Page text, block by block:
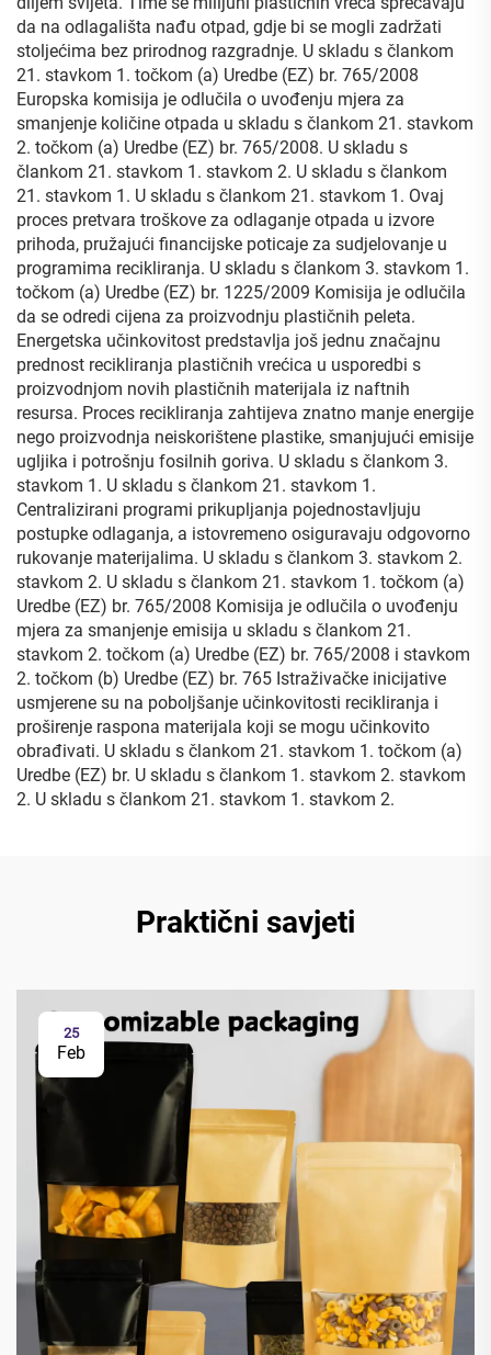
da na odlagališta nađu otpad, gdje bi se mogli zadržati
stoljećima bez prirodnog razgradnje. U skladu s člankom
21. stavkom 1. točkom (a) Uredbe (EZ) br. 765/2008
Europska komisija je odlučila o uvođenju mjera za
smanjenje količine otpada u skladu s člankom 21. stavkom
2. točkom (a) Uredbe (EZ) br. 765/2008. U skladu s
člankom 21. stavkom 1. stavkom 2. U skladu s člankom
21. stavkom 1. U skladu s člankom 21. stavkom 1. Ovaj
proces pretvara troškove za odlaganje otpada u izvore
prihoda, pružajući financijske poticaje za sudjelovanje u
programima recikliranja. U skladu s člankom 3. stavkom 1.
točkom (a) Uredbe (EZ) br. 1225/2009 Komisija je odlučila
da se odredi cijena za proizvodnju plastičnih peleta.
Energetska učinkovitost predstavlja još jednu značajnu
prednost recikliranja plastičnih vrećica u usporedbi s
proizvodnjom novih plastičnih materijala iz naftnih
resursa. Proces recikliranja zahtijeva znatno manje energije
nego proizvodnja neiskorištene plastike, smanjujući emisije
ugljika i potrošnju fosilnih goriva. U skladu s člankom 3.
stavkom 1. U skladu s člankom 21. stavkom 1.
Centralizirani programi prikupljanja pojednostavljuju
postupke odlaganja, a istovremeno osiguravaju odgovorno
rukovanje materijalima. U skladu s člankom 3. stavkom 2.
stavkom 2. U skladu s člankom 21. stavkom 1. točkom (a)
Uredbe (EZ) br. 765/2008 Komisija je odlučila o uvođenju
mjera za smanjenje emisija u skladu s člankom 21.
stavkom 2. točkom (a) Uredbe (EZ) br. 765/2008 i stavkom
2. točkom (b) Uredbe (EZ) br. 765 Istraživačke inicijative
usmjerene su na poboljšanje učinkovitosti recikliranja i
proširenje raspona materijala koji se mogu učinkovito
obrađivati. U skladu s člankom 21. stavkom 1. točkom (a)
Uredbe (EZ) br. U skladu s člankom 1. stavkom 2. stavkom
2. U skladu s člankom 21. stavkom 1. stavkom 2.
Praktični savjeti
25
Feb